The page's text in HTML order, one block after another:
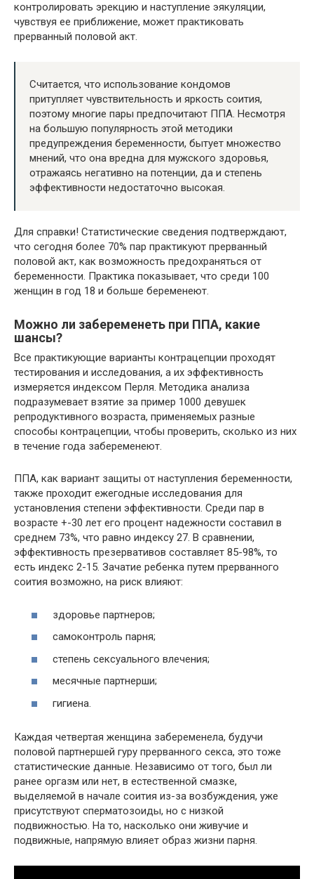
контролировать эрекцию и наступление эякуляции,
чувствуя ее приближение, может практиковать
прерванный половой акт.
Считается, что использование кондомов
притупляет чувствительность и яркость соития,
поэтому многие пары предпочитают ППА. Несмотря
на большую популярность этой методики
предупреждения беременности, бытует множество
мнений, что она вредна для мужского здоровья,
отражаясь негативно на потенции, да и степень
эффективности недостаточно высокая.
Для справки! Статистические сведения подтверждают,
что сегодня более 70% пар практикуют прерванный
половой акт, как возможность предохраняться от
беременности. Практика показывает, что среди 100
женщин в год 18 и больше беременеют.
Можно ли забеременеть при ППА, какие
шансы?
Все практикующие варианты контрацепции проходят
тестирования и исследования, а их эффективность
измеряется индексом Перля. Методика анализа
подразумевает взятие за пример 1000 девушек
репродуктивного возраста, применяемых разные
способы контрацепции, чтобы проверить, сколько из них
в течение года забеременеют.
ППА, как вариант защиты от наступления беременности,
также проходит ежегодные исследования для
установления степени эффективности. Среди пар в
возрасте +-30 лет его процент надежности составил в
среднем 73%, что равно индексу 27. В сравнении,
эффективность презервативов составляет 85-98%, то
есть индекс 2-15. Зачатие ребенка путем прерванного
соития возможно, на риск влияют:
здоровье партнеров;
самоконтроль парня;
степень сексуального влечения;
месячные партнерши;
гигиена.
Каждая четвертая женщина забеременела, будучи
половой партнершей гуру прерванного секса, это тоже
статистические данные. Независимо от того, был ли
ранее оргазм или нет, в естественной смазке,
выделяемой в начале соития из-за возбуждения, уже
присутствуют сперматозоиды, но с низкой
подвижностью. На то, насколько они живучие и
подвижные, напрямую влияет образ жизни парня.